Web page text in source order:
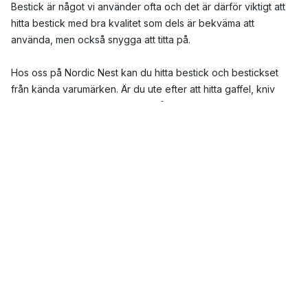
Bestick är något vi använder ofta och det är därför viktigt att
hitta bestick med bra kvalitet som dels är bekväma att
använda, men också snygga att titta på.
Hos oss på Nordic Nest kan du hitta bestick och bestickset
från kända varumärken. Är du ute efter att hitta gaffel, kniv
eller sked separat finns här också ett stort utbud om du vill